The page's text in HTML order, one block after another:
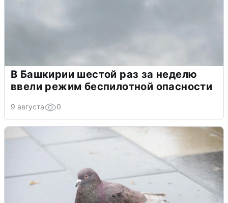
В Башкирии шестой раз за неделю
ввели режим беспилотной опасности
9 августа 0